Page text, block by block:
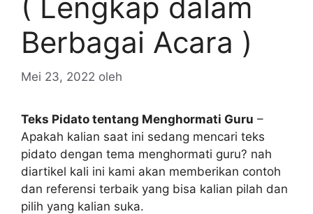
( Lengkap dalam
Berbagai Acara )
Mei 23, 2022 oleh
Teks Pidato tentang Menghormati Guru –
Apakah kalian saat ini sedang mencari teks
pidato dengan tema menghormati guru? nah
diartikel kali ini kami akan memberikan contoh
dan referensi terbaik yang bisa kalian pilah dan
pilih yang kalian suka.